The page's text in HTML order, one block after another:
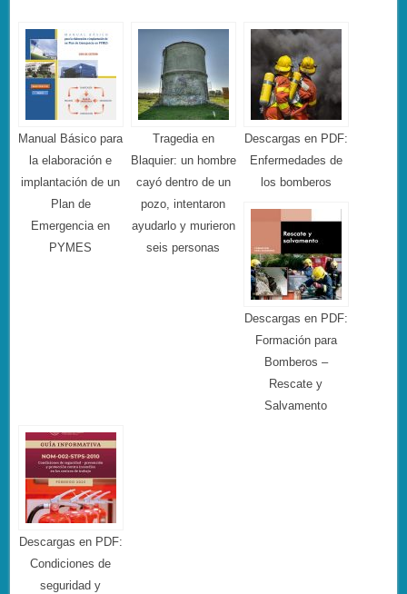
Manual Básico para
la elaboración e
implantación de un
Plan de
Emergencia en
PYMES
Tragedia en
Blaquier: un hombre
cayó dentro de un
pozo, intentaron
ayudarlo y murieron
seis personas
Descargas en PDF:
Enfermedades de
los bomberos
Descargas en PDF:
Formación para
Bomberos –
Rescate y
Salvamento
Descargas en PDF:
Condiciones de
seguridad y